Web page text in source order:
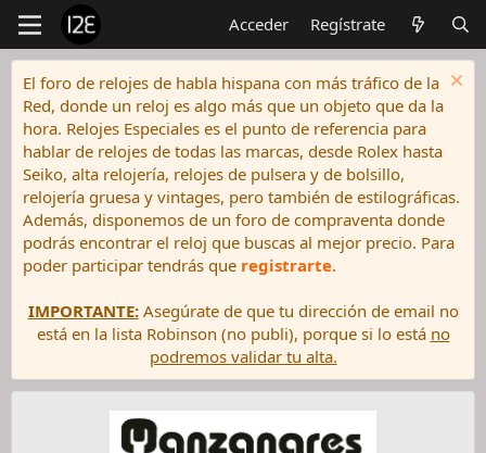
Acceder Regístrate
El foro de relojes de habla hispana con más tráfico de la
Red, donde un reloj es algo más que un objeto que da la
hora. Relojes Especiales es el punto de referencia para
hablar de relojes de todas las marcas, desde Rolex hasta
Seiko, alta relojería, relojes de pulsera y de bolsillo,
relojería gruesa y vintages, pero también de estilográficas.
Además, disponemos de un foro de compraventa donde
podrás encontrar el reloj que buscas al mejor precio. Para
poder participar tendrás que registrarte.
IMPORTANTE:Asegúrate de que tu dirección de email no
está en la lista Robinson (no publi), porque si lo está no
podremos validar tu alta.